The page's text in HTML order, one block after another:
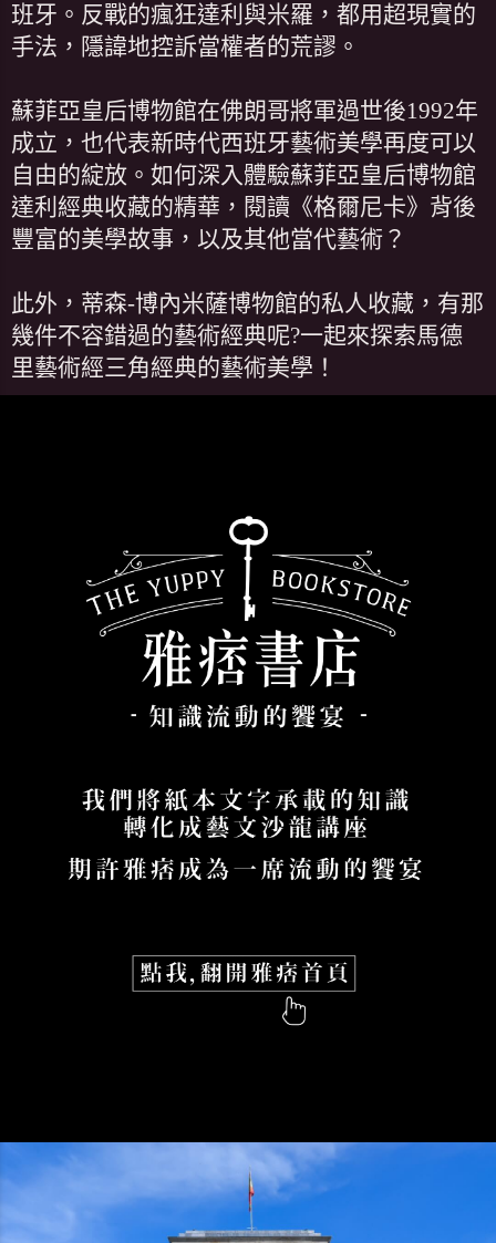
班牙。反戰的瘋狂達利與米羅，都用超現實的
手法，隱諱地控訴當權者的荒謬。
蘇菲亞皇后博物館在佛朗哥將軍過世後1992年
成立，也代表新時代西班牙藝術美學再度可以
自由的綻放。如何深入體驗蘇菲亞皇后博物館
達利經典收藏的精華，閱讀《格爾尼卡》背後
豐富的美學故事，以及其他當代藝術？
此外，蒂森-博內米薩博物館的私人收藏，有那
幾件不容錯過的藝術經典呢?一起來探索馬德
里藝術經三角經典的藝術美學！